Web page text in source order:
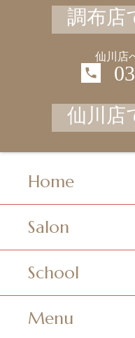
調布
仙川店
仙川店
Home
Salon
School
Menu